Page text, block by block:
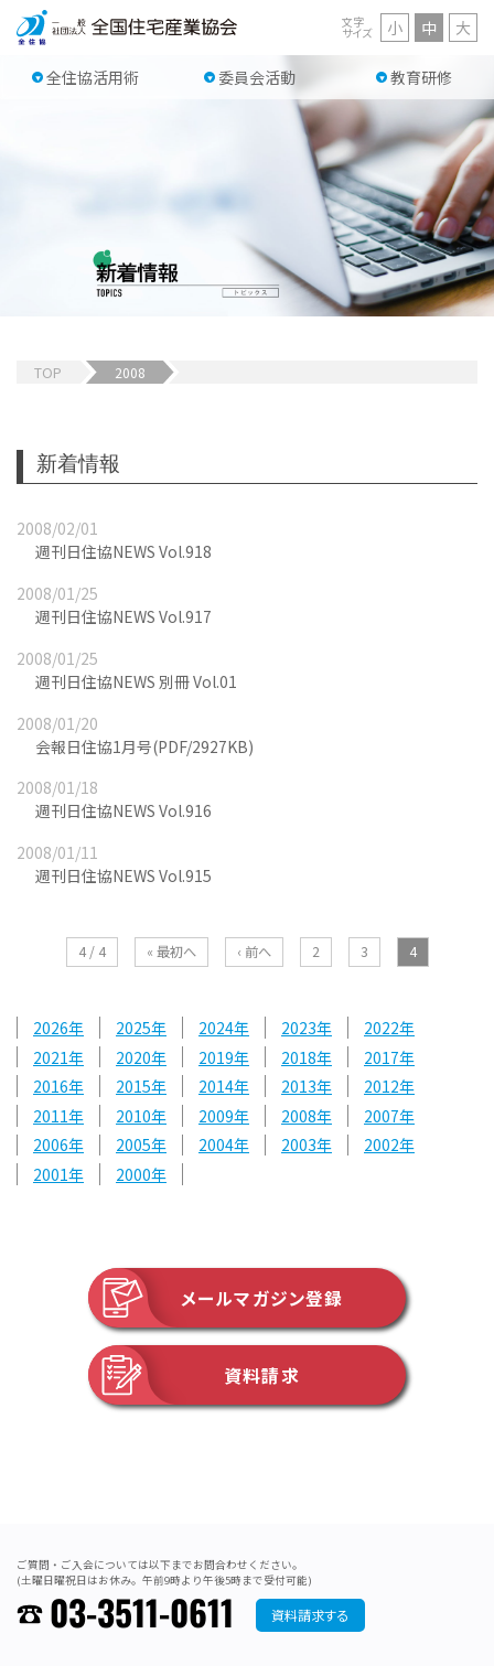
全住協活用術 委員会活動 教育研修
文字
サイズ 小 中 大
TOP 2008
新着情報
2008/02/01
週刊日住協NEWS Vol.918
2008/01/25
週刊日住協NEWS Vol.917
2008/01/25
週刊日住協NEWS 別冊 Vol.01
2008/01/20
会報日住協1月号(PDF/2927KB)
2008/01/18
週刊日住協NEWS Vol.916
2008/01/11
週刊日住協NEWS Vol.915
4 / 4 « 最初へ ‹ 前へ 2 3 4
2026 2025 2024 2023
2022
2021
2020 2019 2018
2017
2016
2015 2014 2013
2012
2011
2010 2009 2008
2007
2006
2005 2004 2003
2002
2001
2000
メールマガジン登録
資料請求
ご質問・ご入会については以下までお問合わせください。
(土曜日曜祝日はお休み。午前9時より午後5時まで受付可能)
03-3511-0611 資料請求する